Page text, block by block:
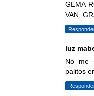
GEMA
VAN,
luz
No me
palitos